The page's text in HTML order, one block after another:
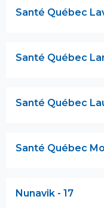
Santé Québec
Santé Québec
Santé Québec
Santé Québec
Nunavik - 17